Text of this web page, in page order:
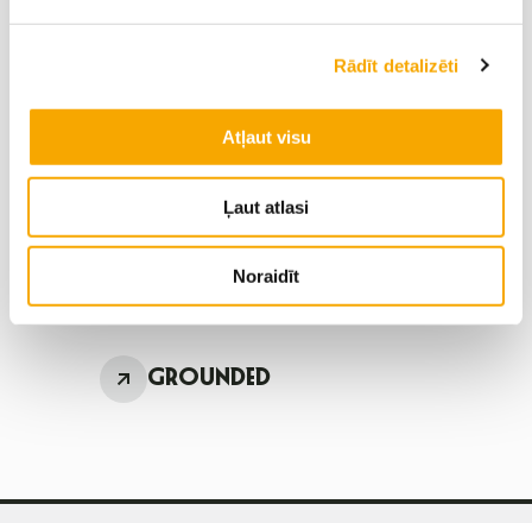
Rādīt detalizēti
Atļaut visu
Ļaut atlasi
Noraidīt
GROUNDED